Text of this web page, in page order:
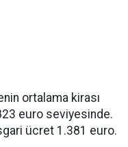
ortalama kirası
euro seviyesinde.
ücret 1.381 euro.